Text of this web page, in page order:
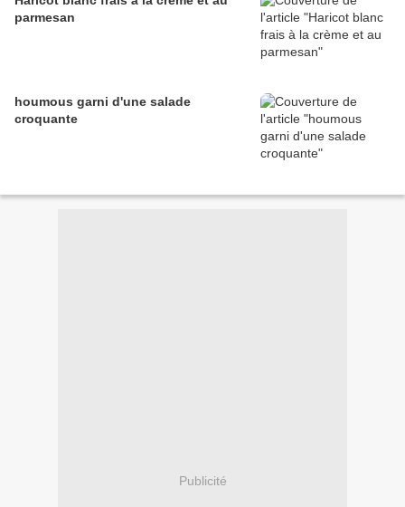
parmesan
houmous garni d'une salade
croquante
Publicité